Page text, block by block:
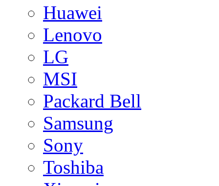
Huawei
Lenovo
LG
MSI
Packard Bell
Samsung
Sony
Toshiba